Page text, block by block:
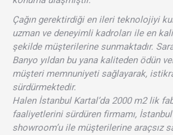
Çağın gerektirdiği en ileri teknolojiyi
uzman ve deneyimli kadroları ile en
şekilde müşterilerine sunmaktadır.
Banyo yıldan bu yana kaliteden ödün
müşteri memnuniyeti sağlayarak,
sürdürmektedir.
Halen İstanbul Kartal’da 2000 m2 lik
faaliyetlerini sürdüren firmamı,
showroom’u ile müşterilerine araçsız